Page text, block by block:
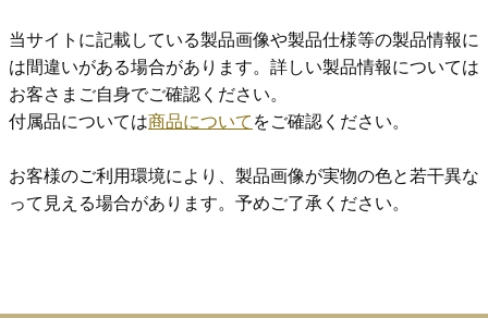
当サイトに記載している製品画像や製品仕様等の製品情報に
は間違いがある場合があります。詳しい製品情報については
お客さまご自身でご確認ください。
付属品については商品について をご確認ください。
お客様のご利用環境により、製品画像が実物の色と若干異な
って見える場合があります。予めご了承ください。